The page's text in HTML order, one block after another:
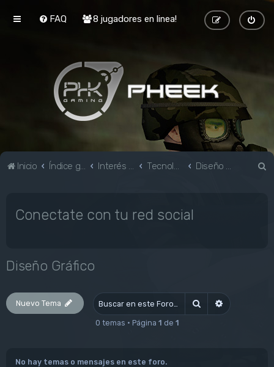
FAQ 8 jugadores en linea!
Inicio Índice general Interés general Tecnología e Informática Diseño Gráfico
Conectate con tu red social
Diseño Gráfico
Nuevo Tema Buscar Búsqueda
0 temas • Página 1 de 1
No hay temas o mensajes en este foro.